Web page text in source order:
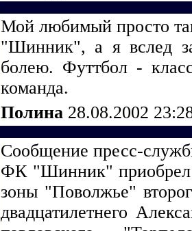
Мой любимый просто
"Шинник", а я вслед
болею. Футтбол -
команда.
Полина 28.08.2002
Сообщение пресс-
ФК "Шинник" приобрел
зоны "Поволжье"
двадцатилетнего